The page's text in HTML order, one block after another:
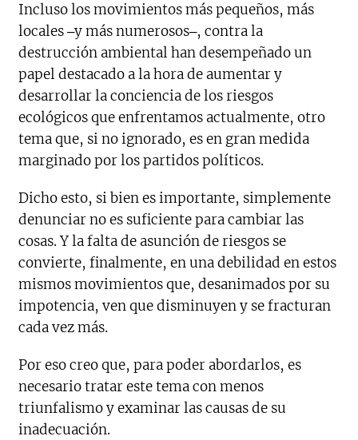
Incluso los movimientos más pequeños, más
locales ‒y más numerosos‒, contra la
destrucción ambiental han desempeñado un
papel destacado a la hora de aumentar y
desarrollar la conciencia de los riesgos
ecológicos que enfrentamos actualmente, otro
tema que, si no ignorado, es en gran medida
marginado por los partidos políticos.
Dicho esto, si bien es importante, simplemente
denunciar no es suficiente para cambiar las
cosas. Y la falta de asunción de riesgos se
convierte, finalmente, en una debilidad en estos
mismos movimientos que, desanimados por su
impotencia, ven que disminuyen y se fracturan
cada vez más.
Por eso creo que, para poder abordarlos, es
necesario tratar este tema con menos
triunfalismo y examinar las causas de su
inadecuación.